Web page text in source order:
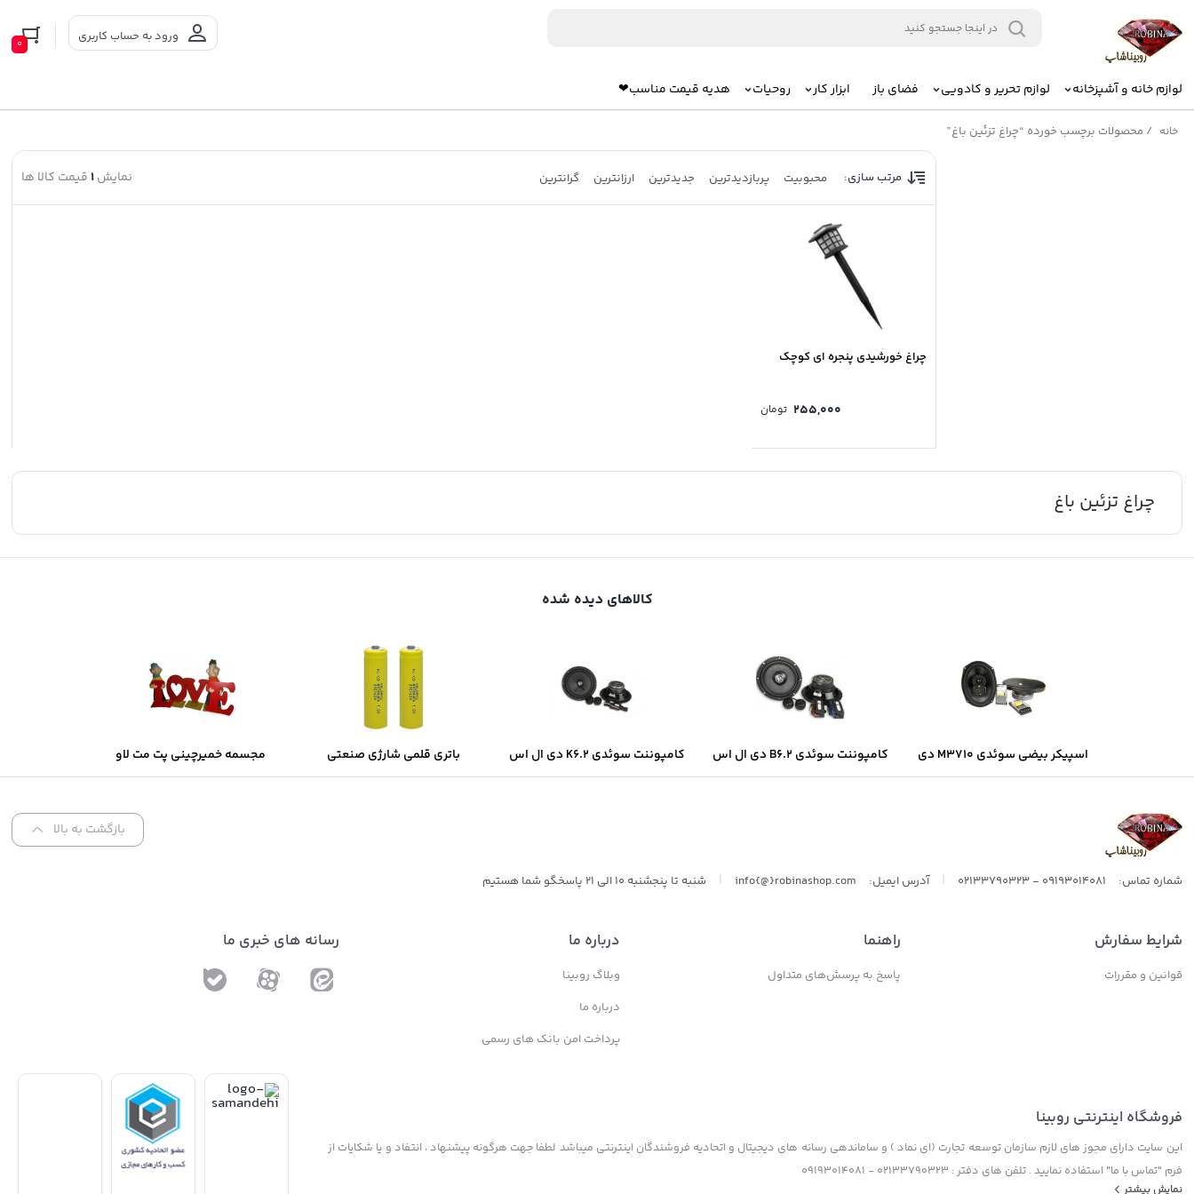
ورود به حساب کاربری 0
لوازم خانه و آشپزخانه لوازم تحریر و کادویی فضای باز ابزار کار روحیات هدیه قیمت مناسب❤
خانه / محصولات برچسب خورده “چراغ تزئین باغ”
مرتب سازی: محبوبیت پربازدیدترین جدیدترین ارزانترین گرانترین نمایش1 قیمت کالا ها
چراغ خورشیدی پنجره ای کوچک
۲۵۵,۰۰۰ تومان
چراغ تزئین باغ
کالاهای دیده شده
اسپیکر بیضی سوئدی M3710 دی
ال اس
کامپوننت سوئدی B6.2 دی ال اس کامپوننت سوئدی K6.2 دی ال اس
باتری قلمی شارژی صنعتی
سولونیکس Solonix
مجسمه خمیرچینی پت مت لاو
بازگشت به بالا
شماره تماس: 09193014081 - 02133790323 آدرس ایمیل: info{@}robinashop.com شنبه تا پنجشنبه 10 الی 21 پاسخگو شما هستیم
شرایط سفارش
قوانین و مقررات
راهنما
پاسخ به پرسش‌های متداول
درباره ما
وبلاگ روبینا
درباره ما
پرداخت امن بانک های رسمی
رسانه های خبری ما
فروشگاه اینترنتی روبینا
این سایت دارای مجوز های لازم سازمان توسعه تجارت (ای نماد ) و ساماندهی رسانه های دیجیتال و اتحادیه فروشندگان اینترنتی میباشد لطفا جهت هرگونه پیشنهاد ، انتفاد و یا شکایات از
فرم "تماس با ما" استفاده نمایید . تلفن های دفتر : 02133790323 - 09193014081
نمایش بیشتر